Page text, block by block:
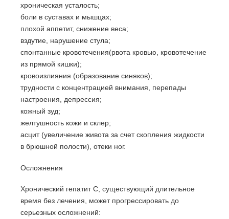
хроническая усталость;
боли в суставах и мышцах;
плохой аппетит, снижение веса;
вздутие, нарушение стула;
спонтанные кровотечения(рвота кровью, кровотечение
из прямой кишки);
кровоизлияния (образование синяков);
трудности с концентрацией внимания, перепады
настроения, депрессия;
кожный зуд;
желтушность кожи и склер;
асцит (увеличение живота за счет скопления жидкости
в брюшной полости), отеки ног.
Осложнения
Хронический гепатит С, существующий длительное
время без лечения, может прогрессировать до
серьезных осложнений: